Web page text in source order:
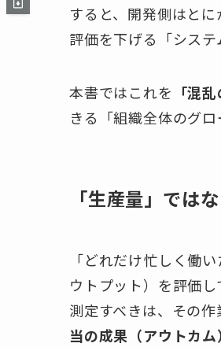
すると、開発側はと
評価を下げる「シス
本書ではこれを 「混
きる「組織全体のグ
「生産量」では
「どれだけ忙しく働
ウトプット）を評価し
測定すべきは、その
当の成果（アウトカム